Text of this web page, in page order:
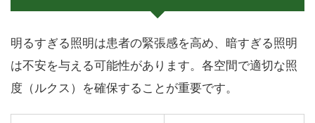
明るすぎる照明は患者の緊張感を高め、暗すぎる照明
は不安を与える可能性があります。各空間で適切な照
度（ルクス）を確保することが重要です。